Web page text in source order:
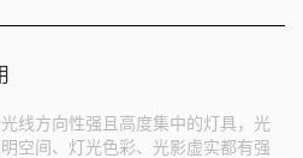
线方向性强且高度集中的灯具，光
空间、灯光色彩、光影虚实都有强